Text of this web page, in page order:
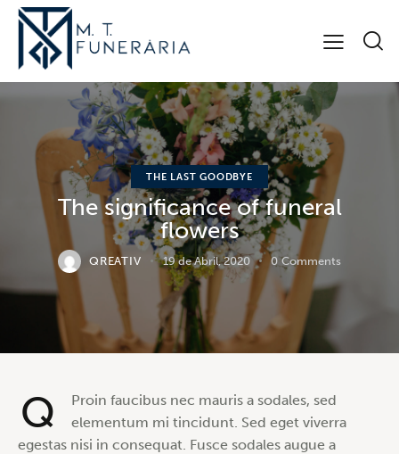
THE LAST GOODBYE
The significance of funeral
flowers
QREATIV 19 de Abril, 2020 0 Comments
Q
Proin faucibus nec mauris a sodales, sed
elementum mi tincidunt. Sed eget viverra
egestas nisi in consequat. Fusce sodales augue a